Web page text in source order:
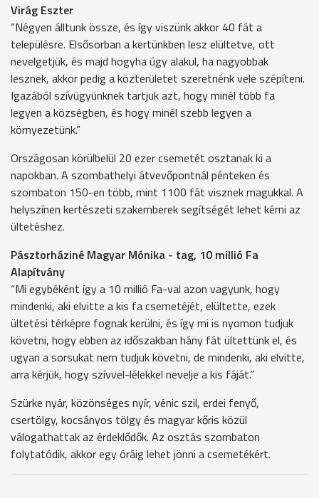
Virág Eszter
“Négyen álltunk össze, és így viszünk akkor 40 fát a
településre. Elsősorban a kertünkben lesz elültetve, ott
nevelgetjük, és majd hogyha úgy alakul, ha nagyobbak
lesznek, akkor pedig a közterületet szeretnénk vele szépíteni.
Igazából szívügyünknek tartjuk azt, hogy minél több fa
legyen a községben, és hogy minél szebb legyen a
környezetünk.”
Országosan körülbelül 20 ezer csemetét osztanak ki a
napokban. A szombathelyi átvevőpontnál pénteken és
szombaton 150-en több, mint 1100 fát visznek magukkal. A
helyszínen kertészeti szakemberek segítségét lehet kérni az
ültetéshez.
Pásztorháziné Magyar Mónika - tag, 10 millió Fa
Alapítvány
“Mi egybéként így a 10 millió Fa-val azon vagyunk, hogy
mindenki, aki elvitte a kis fa csemetéjét, elültette, ezek
ültetési térképre fognak kerülni, és így mi is nyomon tudjuk
követni, hogy ebben az időszakban hány fát ültettünk el, és
ugyan a sorsukat nem tudjuk követni, de mindenki, aki elvitte,
arra kérjük, hogy szívvel-lélekkel nevelje a kis fáját.”
Szürke nyár, közönséges nyír, vénic szil, erdei fenyő,
csertölgy, kocsányos tölgy és magyar kőris közül
válogathattak az érdeklődők. Az osztás szombaton
folytatódik, akkor egy óráig lehet jönni a csemetékért.